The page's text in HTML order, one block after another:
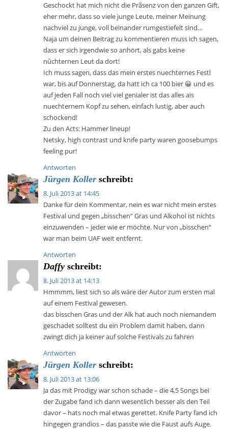
Geschockt hat mich nicht die Prãsenz von den ganzen Gift,
eher mehr, dass so viele junge Leute, meiner Meinung
nachviel zu junge, voll beinander rumgestiefelt sind…
Naja um deinen Beitrag zu kommentieren muss ich sagen,
dass er sich irgendwie so anhört, als gabs keine
nûchternen Leut da dort!
Ich muss sagen, dass das mein erstes nuechternes Festl
war, bis auf Donnerstag, da hatt ich ca 100 bier 😀 und es
auf jeden Fall noch viel viel genialer ist das alles ais
nuechternem Kopf zu sehen, einfach lustig, aber auch
schockend!
Zu den Acts: Hammer lineup!
Netsky, high contrast und knife party waren goosebumps
feeling pur!
Antworten
Jürgen Koller schreibt:
8. Juli 2013 at 14:45
Danke für dein Kommentar, nein es war nicht mein erstes
Festival und gegen „bisschen“ Gras und Alkohol ist nichts
einzuwenden – jeder wie er möchte. Nur von „bisschen“
war man beim UAF weit entfernt.
Antworten
Daffy schreibt:
8. Juli 2013 at 14:13
Hmmmm, liest sich so als wäre der Autor zum ersten mal
auf einem Festival gewesen.
das bisschen Gras und der Alk hat auch noch niemandem
geschadet solltest du ein Problem damit haben, dann
zwingt dich ja keiner auf solche Festivals zu fahren
Antworten
Jürgen Koller schreibt:
8. Juli 2013 at 13:06
Ja das mit Prodigy war schon schade – die 4,5 Songs bei
der Zugabe fand ich dann wesentlich besser als den Teil
davor – hats noch mal etwas gerettet. Knife Party fand ich
hingegen grandios – das passte wie die Faust aufs Auge.